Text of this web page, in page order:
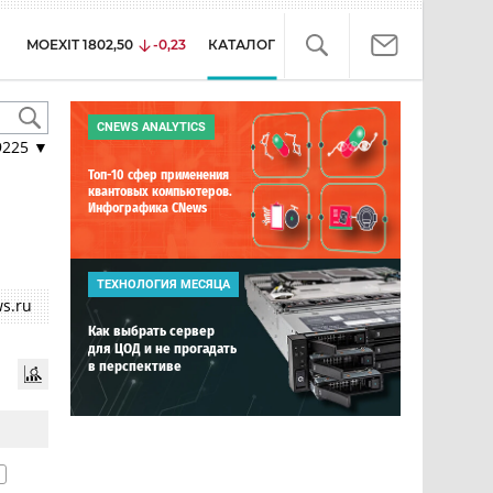
MOEXIT 1802,50 -0,23 КАТАЛОГ
▼
CNEWS ANALYTICS
Топ-10 сфер применения
квантовых компьютеров.
Инфографика CNews
ТЕХНОЛОГИЯ МЕСЯЦА
Как выбрать сервер
для ЦОД и не прогадать
в перспективе